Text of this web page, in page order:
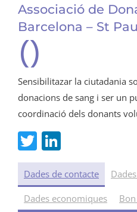
Associació de
Barcelona – St Pau
()
Sensibilitazar la ciutadania
donacions de sang i ser un
coordinació dels donants
T
w
itt
er
n
k
e
Dades de contacte
Dades economiques